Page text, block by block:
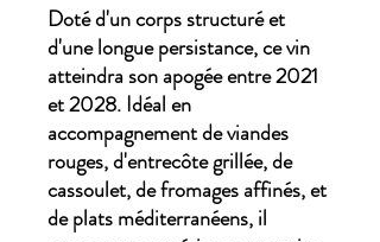
Doté d'un corps structuré et
d'une longue persistance, ce vin
atteindra son apogée entre 2021
et 2028. Idéal en
accompagnement de viandes
rouges, d'entrecôte grillée, de
cassoulet, de fromages affinés, et
de plats méditerranéens, il